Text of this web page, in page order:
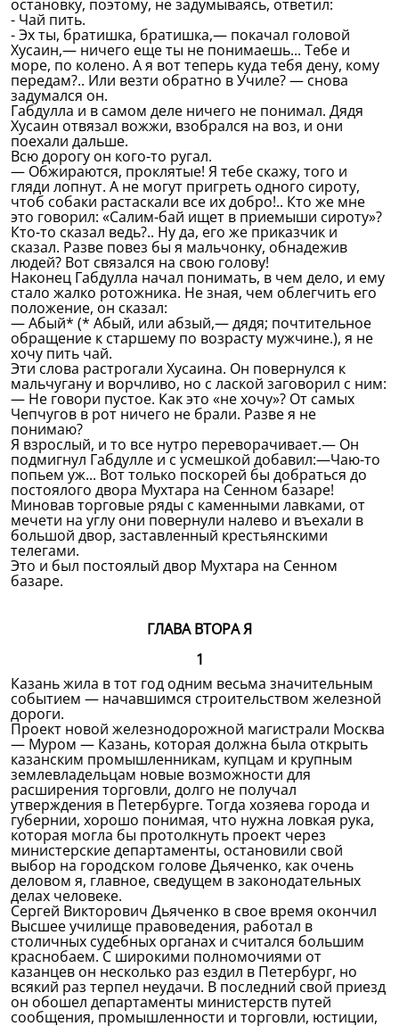
остановку, поэтому, не задумываясь, ответил:
- Чай пить.
- Эх ты, братишка, братишка,— покачал головой
Хусаин,— ничего еще ты не понимаешь... Тебе и
море, по колено. А я вот теперь куда тебя дену, кому
передам?.. Или везти обратно в Училе? — снова
задумался он.
Габдулла и в самом деле ничего не понимал. Дядя
Хусаин отвязал вожжи, взобрался на воз, и они
поехали дальше.
Всю дорогу он кого-то ругал.
— Обжираются, проклятые! Я тебе скажу, того и
гляди лопнут. А не могут пригреть одного сироту,
чтоб собаки растаскали все их добро!.. Кто же мне
это говорил: «Салим-бай ищет в приемыши сироту»?
Кто-то сказал ведь?.. Ну да, его же приказчик и
сказал. Разве повез бы я мальчонку, обнадежив
людей? Вот связался на свою голову!
Наконец Габдулла начал понимать, в чем дело, и ему
стало жалко ротожника. Не зная, чем облегчить его
положение, он сказал:
— Абый* (* Абый, или абзый,— дядя; почтительное
обращение к старшему по возрасту мужчине.), я не
хочу пить чай.
Эти слова растрогали Хусаина. Он повернулся к
мальчугану и ворчливо, но с лаской заговорил с ним:
— Не говори пустое. Как это «не хочу»? От самых
Чепчугов в рот ничего не брали. Разве я не
понимаю?
Я взрослый, и то все нутро переворачивает.— Он
подмигнул Габдулле и с усмешкой добавил:—Чаю-то
попьем уж... Вот только поскорей бы добраться до
постоялого двора Мухтара на Сенном базаре!
Миновав торговые ряды с каменными лавками, от
мечети на углу они повернули налево и въехали в
большой двор, заставленный крестьянскими
телегами.
Это и был постоялый двор Мухтара на Сенном
базаре.
ГЛАВА ВТОРА Я
1
Казань жила в тот год одним весьма значительным
событием — начавшимся строительством железной
дороги.
Проект новой железнодорожной магистрали Москва
— Муром — Казань, которая должна была открыть
казанским промышленникам, купцам и крупным
землевладельцам новые возможности для
расширения торговли, долго не получал
утверждения в Петербурге. Тогда хозяева города и
губернии, хорошо понимая, что нужна ловкая рука,
которая могла бы протолкнуть проект через
министерские департаменты, остановили свой
выбор на городском голове Дьяченко, как очень
деловом я, главное, сведущем в законодательных
делах человеке.
Сергей Викторович Дьяченко в свое время окончил
Высшее училище правоведения, работал в
столичных судебных органах и считался большим
краснобаем. С широкими полномочиями от
казанцев он несколько раз ездил в Петербург, но
всякий раз терпел неудачи. В последний свой приезд
он обошел департаменты министерств путей
сообщения, промышленности и торговли, юстиции,